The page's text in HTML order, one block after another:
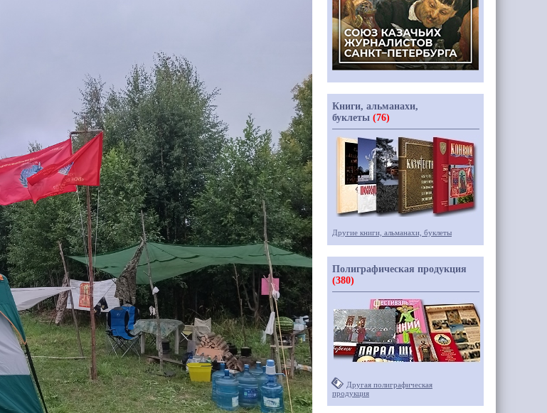
Книги, альманахи,
буклеты (76)
Другие книги, альманахи, буклеты
Полиграфическая продукция
(380)
Другая полиграфическая
продукция